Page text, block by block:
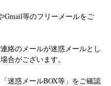
Gmail等のフリーメールをご
絡のメールが迷惑メールとし
合がございます。
迷惑メールBOX等」をご確認